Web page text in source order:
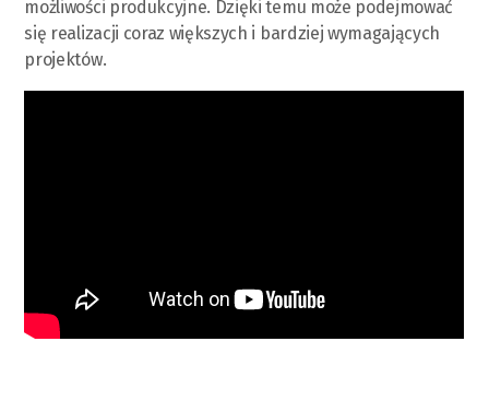
możliwości produkcyjne. Dzięki temu może podejmować
się realizacji coraz większych i bardziej wymagających
projektów.